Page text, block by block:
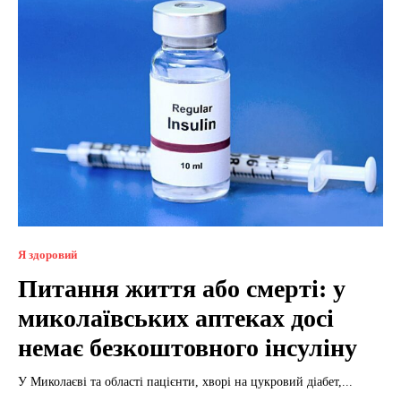
Я здоровий
Питання життя або смерті: у
миколаївських аптеках досі
немає безкоштовного інсуліну
У Миколаєві та області пацієнти, хворі на цукровий діабет,...